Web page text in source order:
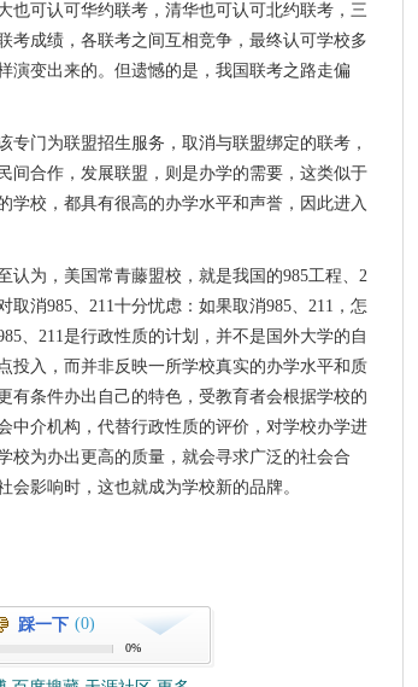
也可认可华约联考，清华也可认可北约联考，三
考成绩，各联考之间互相竞争，最终认可学校多
演变出来的。但遗憾的是，我国联考之路走偏
门为联盟招生服务，取消与联盟绑定的联考，
间合作，发展联盟，则是办学的需要，这类似于
学校，都具有很高的办学水平和声誉，因此进入
为，美国常青藤盟校，就是我国的985工程、2
消985、211十分忧虑：如果取消985、211，怎
、211是行政性质的计划，并不是国外大学的自
投入，而并非反映一所学校真实的办学水平和质
有条件办出自己的特色，受教育者会根据学校的
中介机构，代替行政性质的评价，对学校办学进
校为办出更高的质量，就会寻求广泛的社会合
影响时，这也就成为学校新的品牌。
踩一下 (0)
0%